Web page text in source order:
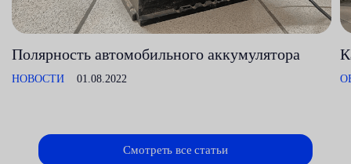
Полярность автомобильного аккумулятора
НОВОСТИ 01.08.2022
Смотреть все статьи